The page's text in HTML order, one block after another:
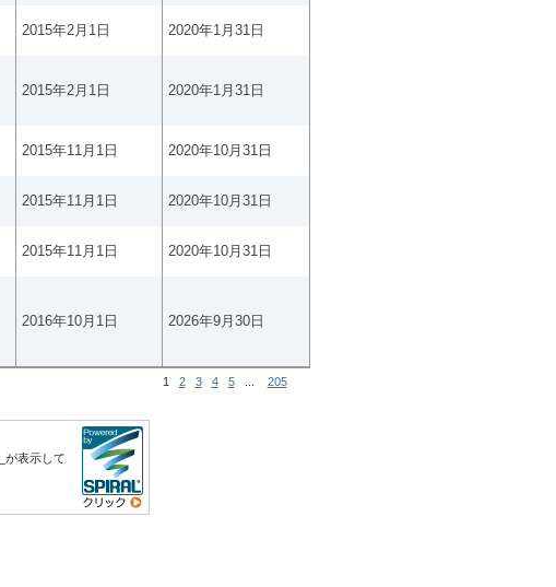
2015年2月1日 2020年1月31日
2015年2月1日 2020年1月31日
2015年11月1日 2020年10月31日
2015年11月1日 2020年10月31日
2015年11月1日 2020年10月31日
2016年10月1日 2026年9月30日
1 2 3 4 5 205
が表示して